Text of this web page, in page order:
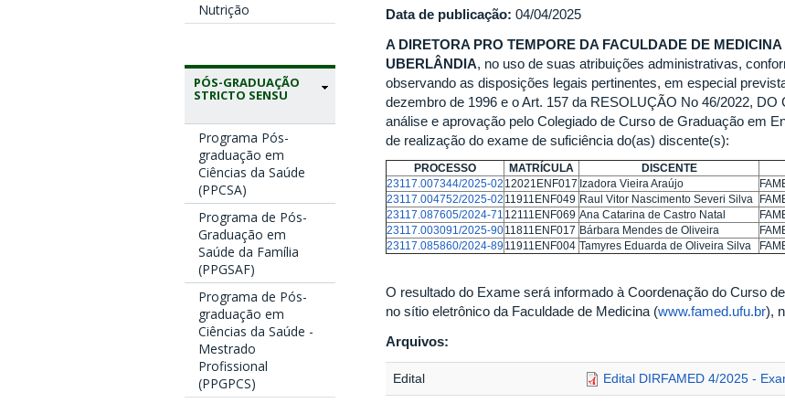
Nutrição
PÓS-GRADUAÇÃO
STRICTO SENSU
Programa Pós-
graduação em
Ciências da Saúde
(PPCSA)
Programa de Pós-
Graduação em
Saúde da Família
(PPGSAF)
Programa de Pós-
graduação em
Ciências da Saúde -
Mestrado
Profissional
(PPGPCS)
Data de publicação: 04/04/2025
A DIRETORA PRO TEMPORE DA FACULDADE DE
UBERLÂNDIA, no uso de suas atribuições administrativas,
observando as disposições legais pertinentes, em especial
dezembro de 1996 e o Art. 157 da RESOLUÇÃO No 46/2022,
análise e aprovação pelo Colegiado de Curso de Graduação em
de realização do exame de suficiência do(as) discente(s):
PROCESSO MATRÍCULA DISCENTE​
23117.007344/2025-02 12021ENF017 Izadora Vieira Araújo
23117.004752/2025-02 11911ENF049 Raul Vitor Nascimento Severi Silva
23117.087605/2024-71 12111ENF069 Ana Catarina de Castro Natal
23117.003091/2025-9011811ENF017 Bárbara Mendes de Oliveira
23117.085860/2024-89 11911ENF004 Tamyres Eduarda de Oliveira Silva
O resultado do Exame será informado à Coordenação do Curso
no sítio eletrônico da Faculdade de Medicina (www.famed.ufu.br),
Arquivos:
Edital Edital DIRFAMED 4/2025 -